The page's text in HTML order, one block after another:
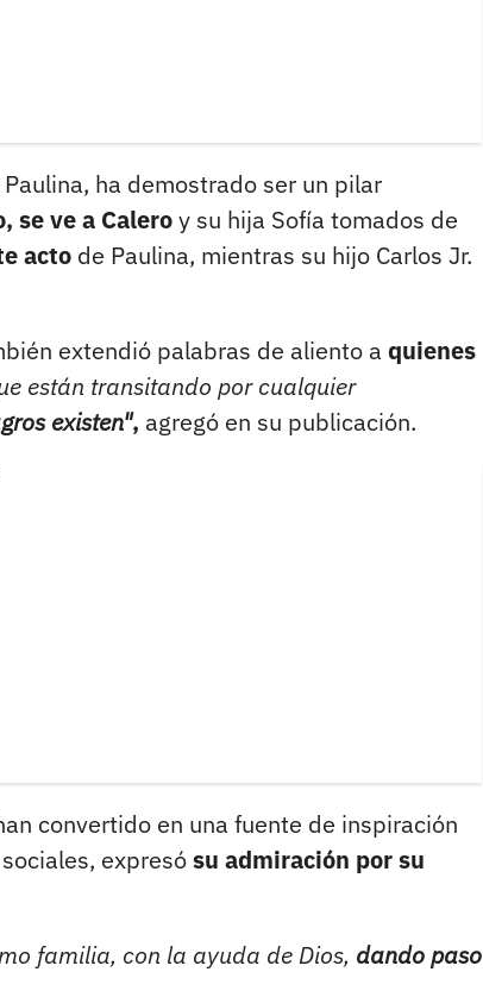
Paulina, ha demostrado ser un pilar
se ve a Caleroy su hija Sofía tomados de
acto de Paulina, mientras su hijo Carlos Jr.
extendió palabras de aliento a quienes
están transitando por cualquier
existen", agregó en su publicación.
convertido en una fuente de inspiración
expresósu admiración por su
familia, con la ayuda de Dios, dando paso